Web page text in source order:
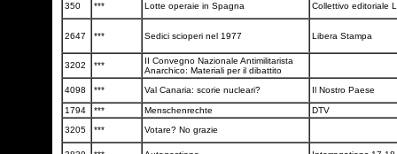
350 *** Lotte operaie in Spagna Collettivo editoriale
2647 *** Sedici scioperi nel 1977 Libera Stampa
3202 ***
II Convegno Nazionale Antimilitarista
Anarchico: Materiali per il dibattito
4098
*** Val Canaria: scorie nucleari? Il Nostro Paese
1794 *** Menschenrechte
DTV
3205
*** Votare? No grazie